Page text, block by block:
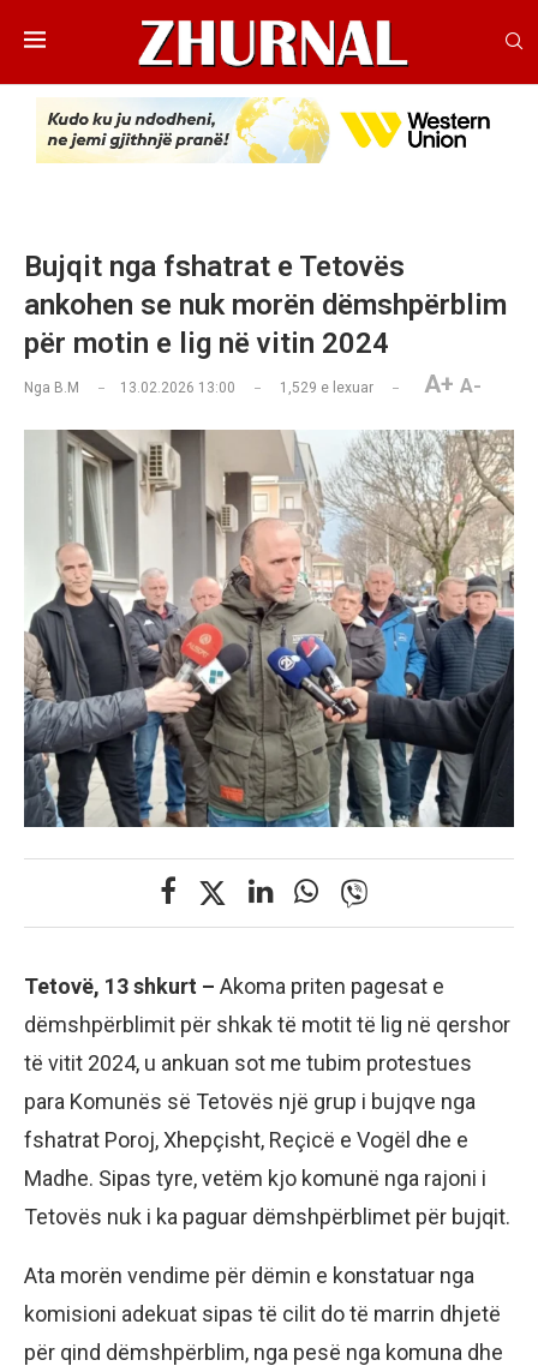
Bujqit nga fshatrat e Tetovës
ankohen se nuk morën dëmshpërblim
për motin e lig në vitin 2024
Nga B.M 13.02.2026 13:00 1,529 e lexuar A+ A-
Tetovë, 13 shkurt – Akoma priten pagesat e
dëmshpërblimit për shkak të motit të lig në qershor
të vitit 2024, u ankuan sot me tubim protestues
para Komunës së Tetovës një grup i bujqve nga
fshatrat Poroj, Xhepçisht, Reçicë e Vogël dhe e
Madhe. Sipas tyre, vetëm kjo komunë nga rajoni i
Tetovës nuk i ka paguar dëmshpërblimet për bujqit.
Ata morën vendime për dëmin e konstatuar nga
komisioni adekuat sipas të cilit do të marrin dhjetë
për qind dëmshpërblim, nga pesë nga komuna dhe